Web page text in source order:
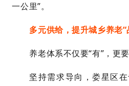
一公里”。
多元供给，提升城乡养老“
养老体系不仅要“有”，更要
坚持需求导向，娄星区